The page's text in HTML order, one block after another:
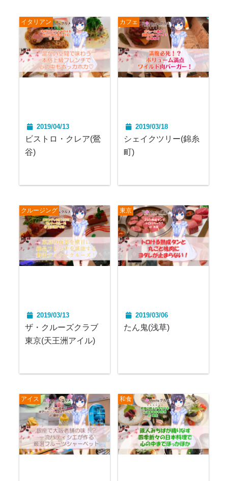
イタリアン
2019/04/13
ビストロ・クレア(鶯
谷)
カフェ
2019/03/18
シェイクツリー(錦糸
町)
クルージング
2019/03/13
ザ・クルーズクラブ
東京(天王洲アイル)
東京
2019/03/06
たん鬼(浅草)
アイス 和食